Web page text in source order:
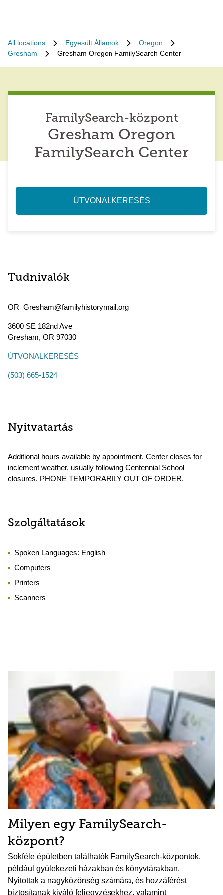
All locations Egyesült Államok
Oregon
Gresham
Gresham Oregon FamilySearch Center
FamilySearch-központ
Gresham Oregon
FamilySearch Center
ÚTVONALKERESÉS
Tudnivalók
OR_Gresham@familyhistorymail.org
3600 SE 182nd Ave
Gresham, OR 97030
ÚTVONALKERESÉS
(503) 665-1524
Nyitvatartás
Additional hours available by appointment. Center closes for
inclement weather, usually following Centennial School
closures. PHONE TEMPORARILY OUT OF ORDER.
Szolgáltatások
Spoken Languages: English
Computers
Printers
Scanners
Milyen egy FamilySearch-
központ?
Sokféle épületben találhatók FamilySearch-központok,
például gyülekezeti házakban és könyvtárakban.
Nyitottak a nagyközönség számára, és hozzáférést
biztosítanak kiváló feljegyzésekhez, valamint